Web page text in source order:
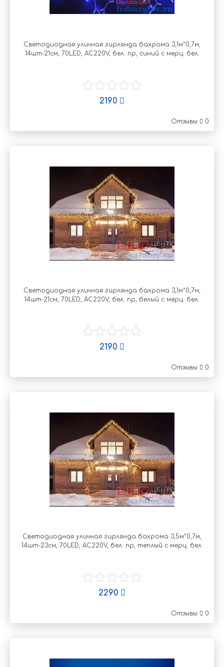
Светодиодная уличная гирлянда бахрома 3,1м*0,7м,
14шт-21см, 70LED, AC220V, бел. пр, синий с мерц. бел.
2190
Отзывы 0
Светодиодная уличная гирлянда бахрома 3,1м*0,7м,
14шт-21см, 70LED, AC220V, бел. пр, белый с мерц. бел.
2190
Отзывы 0
Светодиодная уличная гирлянда бахрома 3,5м*0,7м,
14шт-23см, 70LED, AC220V, бел. пр, теплый с мерц. бел.
2290
Отзывы 0